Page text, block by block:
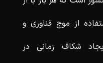
از موج فناوری و
شکاف زمانی در